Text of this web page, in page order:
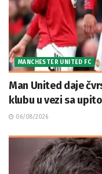
MANCHESTER UNITED FC
Man United daje
klubu u vezi sa
06/08/2026